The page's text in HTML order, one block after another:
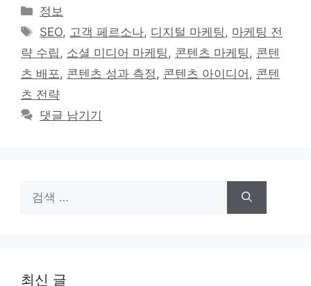
카
테
리
정보
태
그
SEO, 고객 페르소나, 디지털 마케팅 , 마케팅 전
략 수립 , 소셜 미디어 마케팅 , 콘텐츠 마케팅 , 콘텐
츠 배포 , 콘텐츠 성과 측정 , 콘텐츠 아이디어 , 콘텐
츠 전략
댓글 남기기
색:
최신 글